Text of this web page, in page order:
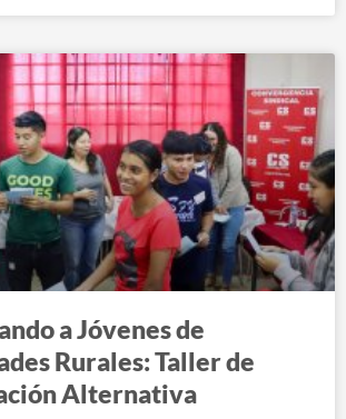
a Jóvenes de
Rurales: Taller de
Alternativa